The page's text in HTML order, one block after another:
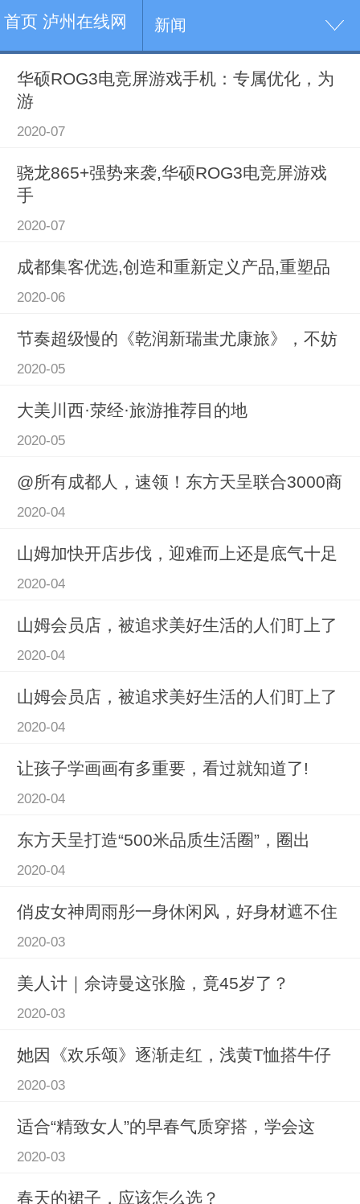
首页 泸州在线网 新闻
华硕ROG3电竞屏游戏手机：专属优化，为
游
2020-07
骁龙865+强势来袭,华硕ROG3电竞屏游戏
手
2020-07
成都集客优选,创造和重新定义产品,重塑品
2020-06
节奏超级慢的《乾润新瑞蚩尤康旅》，不妨
2020-05
大美川西·荥经·旅游推荐目的地
2020-05
@所有成都人，速领！东方天呈联合3000商
2020-04
山姆加快开店步伐，迎难而上还是底气十足
2020-04
山姆会员店，被追求美好生活的人们盯上了
2020-04
山姆会员店，被追求美好生活的人们盯上了
2020-04
让孩子学画画有多重要，看过就知道了!
2020-04
东方天呈打造“500米品质生活圈”，圈出
2020-04
俏皮女神周雨彤一身休闲风，好身材遮不住
2020-03
美人计｜佘诗曼这张脸，竟45岁了？
2020-03
她因《欢乐颂》逐渐走红，浅黄T恤搭牛仔
2020-03
适合“精致女人”的早春气质穿搭，学会这
2020-03
春天的裙子，应该怎么选？